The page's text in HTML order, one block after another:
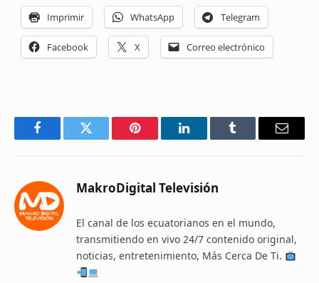
Imprimir WhatsApp Telegram
Facebook X Correo electrónico
FacebookTwitter Pinterest LinkedInTumblr Email
MakroDigital Televisión
El canal de los ecuatorianos en el mundo,
transmitiendo en vivo 24/7 contenido original,
noticias, entretenimiento, Más Cerca De Ti.